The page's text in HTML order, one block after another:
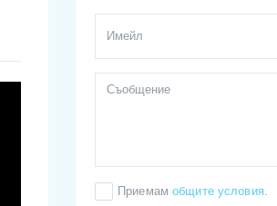
Приемам общите условия.